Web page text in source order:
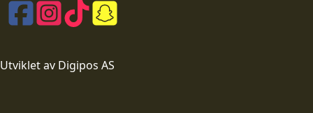
Utviklet av Digipos AS